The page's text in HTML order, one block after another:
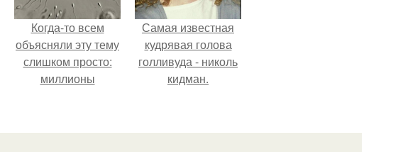
Когда-то всем
объясняли эту тему
слишком просто:
миллионы
побеждает самый
Самая известная
кудрявая голова
голливуда - николь
кидман.